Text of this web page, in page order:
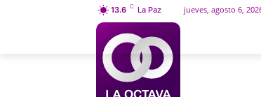
13.6 C La Paz jueves, agosto 6,